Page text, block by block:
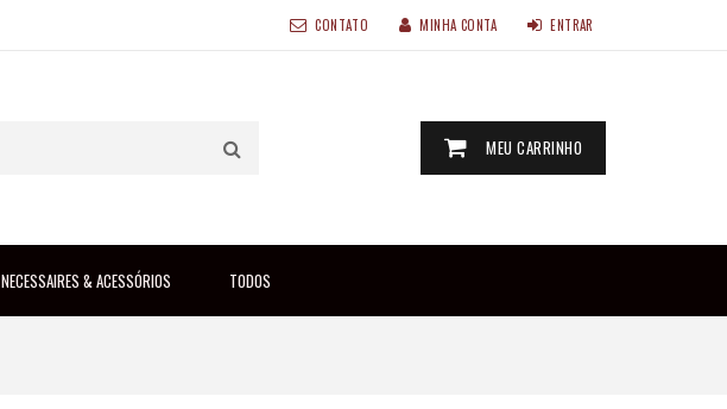
CONTATO MINHA CONTA ENTRAR
MEU CARRINHO
NECESSAIRES & ACESSÓRIOS TODOS